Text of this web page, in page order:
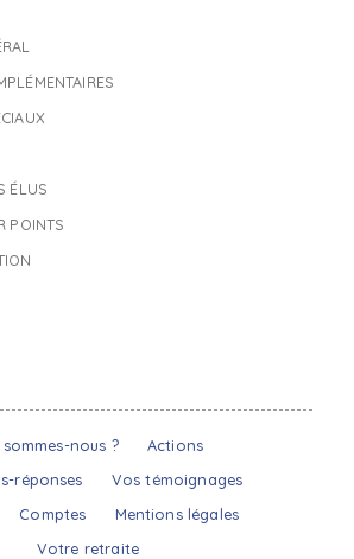
ÉLUS
POINTS
sommes-nous ?
Actions
réponses
Vos témoignages
Comptes
Mentions légales
Votre retraite